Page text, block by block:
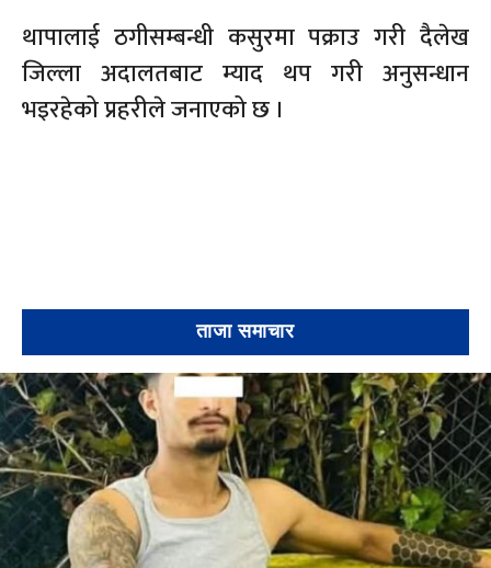
थापालाई ठगीसम्बन्धी कसुरमा पक्राउ गरी दैलेख
जिल्ला अदालतबाट म्याद थप गरी अनुसन्धान
भइरहेको प्रहरीले जनाएको छ ।
ताजा समाचार